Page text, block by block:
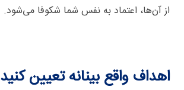
از آن‌ها، اعتماد به نفس شما شکوفا می‌شود.
اهداف واقع بینانه تعیین کنید